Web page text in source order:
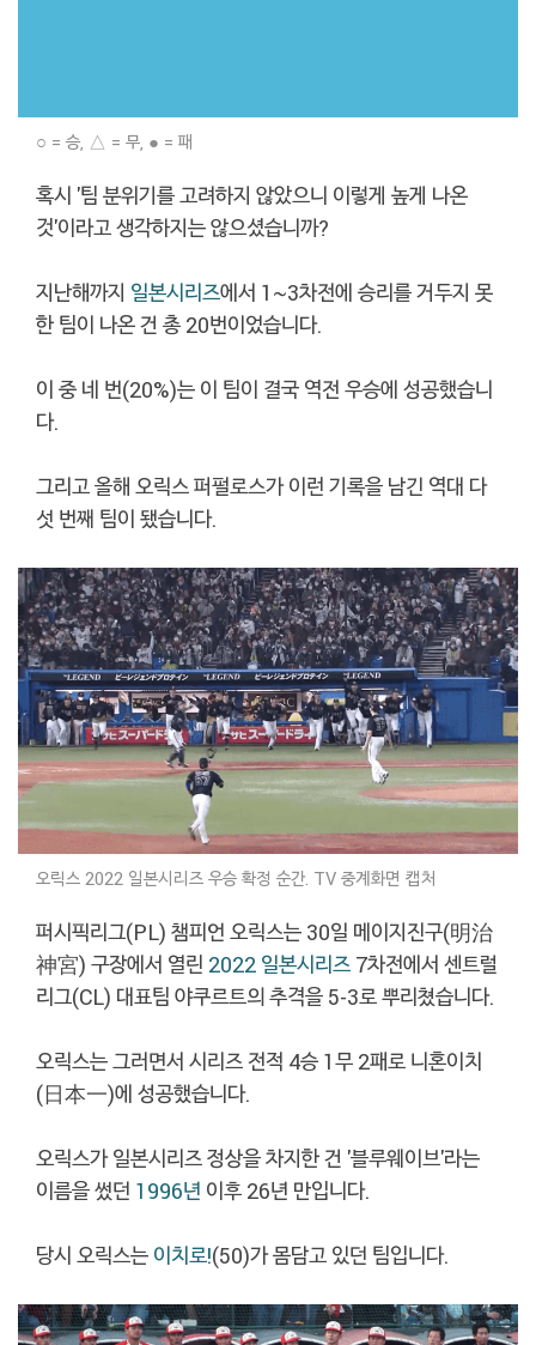
○ = 승, △ = 무, ● = 패
혹시 '팀 분위기를 고려하지 않았으니 이렇게 높게 나온
것'이라고 생각하지는 않으셨습니까?
지난해까지 일본시리즈에서 1~3차전에 승리를 거두지 못
한 팀이 나온 건 총 20번이었습니다.
이 중 네 번(20%)는 이 팀이 결국 역전 우승에 성공했습니
다.
그리고 올해 오릭스 퍼펄로스가 이런 기록을 남긴 역대 다
섯 번째 팀이 됐습니다.
오릭스 2022 일본시리즈 우승 확정 순간. TV 중계화면 캡처
퍼시픽리그(PL) 챔피언 오릭스는 30일 메이지진구(明治
神宮) 구장에서 열린 2022 일본시리즈 7차전에서 센트럴
리그(CL) 대표팀 야쿠르트의 추격을 5-3로 뿌리쳤습니다.
오릭스는 그러면서 시리즈 전적 4승 1무 2패로 니혼이치
(日本一)에 성공했습니다.
오릭스가 일본시리즈 정상을 차지한 건 '블루웨이브'라는
이름을 썼던 1996년 이후 26년 만입니다.
당시 오릭스는 이치로!(50)가 몸담고 있던 팀입니다.